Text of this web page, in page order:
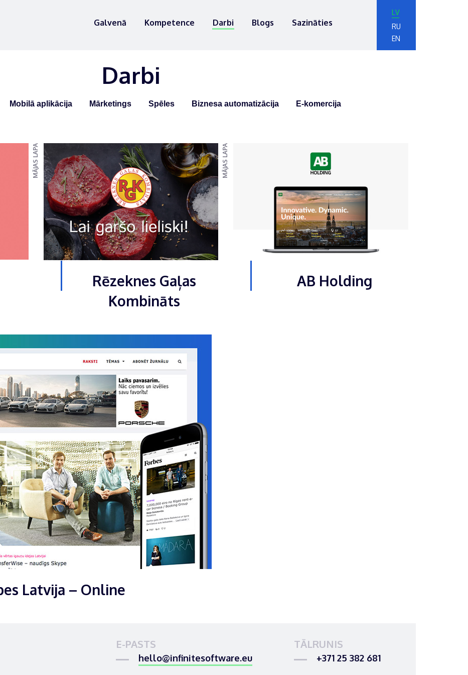
Galvenā Kompetence Darbi Blogs Sazināties
LV
RU
EN
Darbi
Mobilā aplikācija Mārketings Spēles Biznesa automatizācija E-komercija
MĀJAS LAPA
Rēzeknes Gaļas
Kombināts
MĀJAS LAPA
AB Holding
Latvija – Online
TĀLRUNIS
+371 25 382 681
E-PASTS
hello@infinitesoftware.eu